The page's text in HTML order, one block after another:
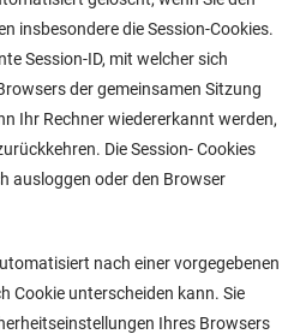
insbesondere die Session-Cookies.
Session-ID, mit welcher sich
der gemeinsamen Sitzung
Ihr Rechner wiedererkannt werden,
Die Session- Cookies
ausloggen oder den Browser
nach einer vorgegebenen
Cookie unterscheiden kann. Sie
Ihres Browsers